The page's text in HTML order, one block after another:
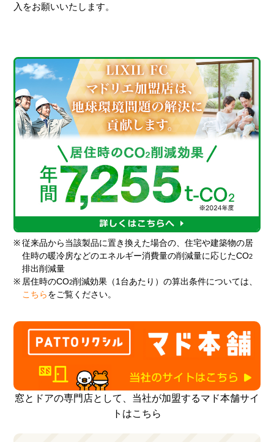
入をお願いいたします。
※ 従来品から当該製品に置き換えた場合の、住宅や建築物の居
住時の暖冷房などのエネルギー消費量の削減量に応じたCO2
排出削減量
※ 居住時のCO2削減効果（1台あたり）の算出条件については、
こちら をご覧ください。
窓とドアの専門店として、当社が加盟するマド本舗サイ
トはこちら